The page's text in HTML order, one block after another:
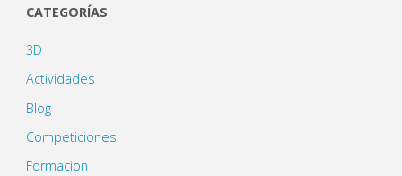
CATEGORÍAS
3D
Actividades
Blog
Competiciones
Formacion